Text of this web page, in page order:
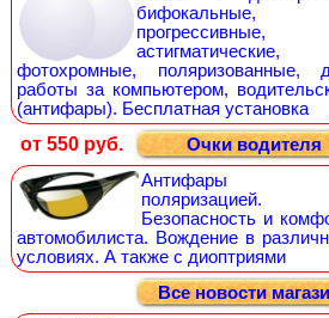
бифокальные,
прогрессивные,
астигматические,
фотохромные, поляризованные,
работы за компьютером,
(антифары). Бесплатная установка
от 550 руб.
Очки водителя
Антифары
поляризацией.
Безопасность и
автомобилиста. Вождение в
условиях. А также с диоптриями
Все новости